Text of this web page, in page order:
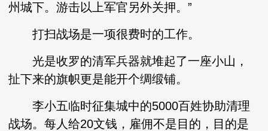
州城下。游击以上军官另外关押。”
打扫战场是一项很费时的工作。
光是收罗的清军兵器就堆起了一座小山，
扯下来的旗帜更是能开个绸缎铺。
李小五临时征集城中的5000百姓协助清理
战场。每人给20文钱，雇佣不是目的，目的是